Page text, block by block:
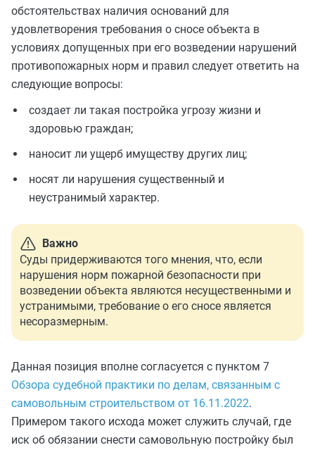
обстоятельствах наличия оснований для
удовлетворения требования о сносе объекта в
условиях допущенных при его возведении нарушений
противопожарных норм и правил следует ответить на
следующие вопросы:
создает ли такая постройка угрозу жизни и
здоровью граждан;
наносит ли ущерб имуществу других лиц;
носят ли нарушения существенный и
неустранимый характер.
Важно
Суды придерживаются того мнения, что, если
нарушения норм пожарной безопасности при
возведении объекта являются несущественными и
устранимыми, требование о его сносе является
несоразмерным.
Данная позиция вполне согласуется с пунктом 7
Обзора судебной практики по делам, связанным с
самовольным строительством от 16.11.2022.
Примером такого исхода может служить случай, где
иск об обязании снести самовольную постройку был